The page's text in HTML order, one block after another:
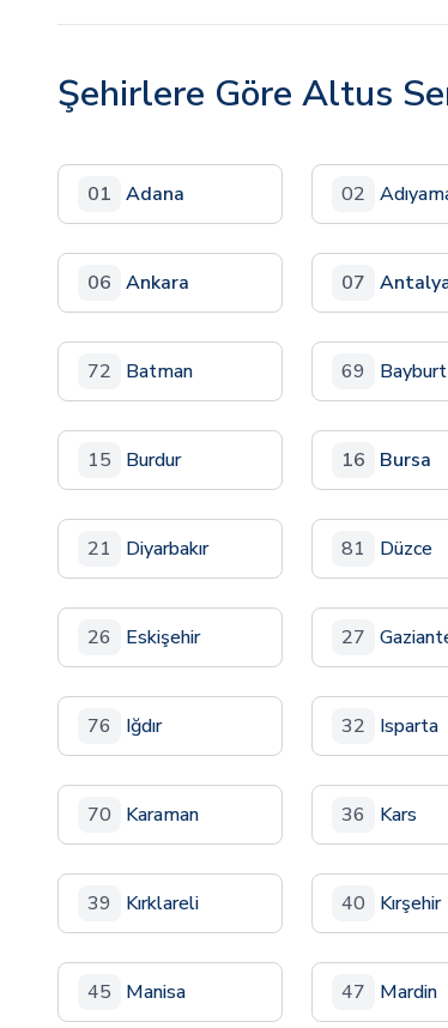
Şehirlere Göre Altus
01 Adana 02
06 Ankara 07
72 Batman 69 Bayburt
15 Burdur 16 Bursa
21 Diyarbakır 81 Düzce
26 Eskişehir 27
76 Iğdır 32 Isparta
70 Karaman 36 Kars
39 Kırklareli 40 Kırşehir
45 Manisa 47 Mardin